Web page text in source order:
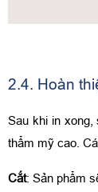
2.4. Hoàn
Sau khi in xong,
thẩm mỹ cao.
Cắt: Sản phẩm